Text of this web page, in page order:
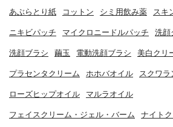
あぶらとり紙 コットン シミ用飲み薬 スキ
ニキビパッチ マイクロニードルパッチ 洗顔
洗顔ブラシ 繭玉 電動洗顔ブラシ 美白クリ
プラセンタクリーム ホホバオイル スクワラ
ローズヒップオイル マルラオイル
フェイスクリーム・ジェル・バーム ナイト